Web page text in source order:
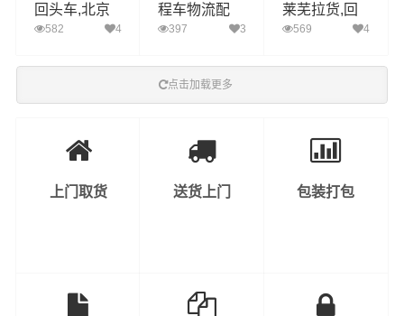
回头车,北京
物流公司,攀
钱
582 4
程车物流配
货,专车运
397 3
莱芜拉货,回
程车配货电话
569 4
点击加载更多
上门取货 送货上门 包装打包